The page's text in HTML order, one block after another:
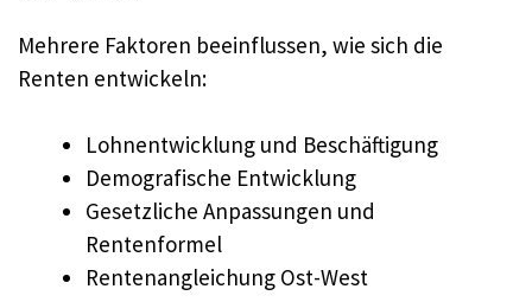
Mehrere Faktoren beeinflussen, wie sich die
Renten entwickeln:
Lohnentwicklung und Beschäftigung
Demografische Entwicklung
Gesetzliche Anpassungen und
Rentenformel
Rentenangleichung Ost-West